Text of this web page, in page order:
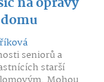
seniorů a
starší